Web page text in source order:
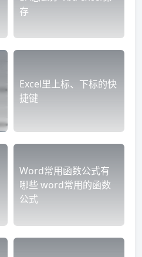
存
Excel里上标、下标的快
捷键
Word常用函数公式有
哪些 word常用的函数
公式